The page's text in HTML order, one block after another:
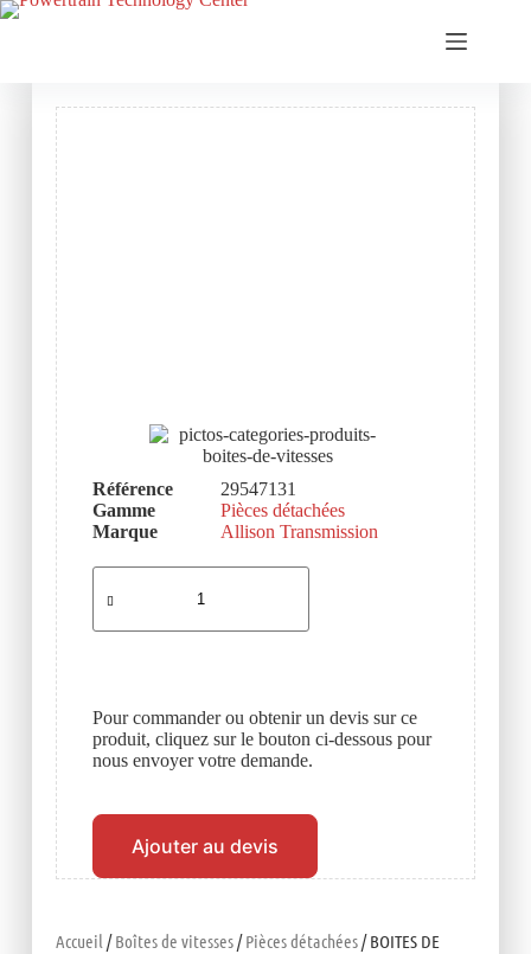
Accueil /Boîtes de vitesses/Pièces détachées/ BOITES DE
Référence
29547131
Gamme
Pièces détachées
Marque
Allison Transmission
Pour commander ou obtenir un devis sur ce
produit, cliquez sur le bouton ci-dessous pour
nous envoyer votre demande.
Ajouter au devis